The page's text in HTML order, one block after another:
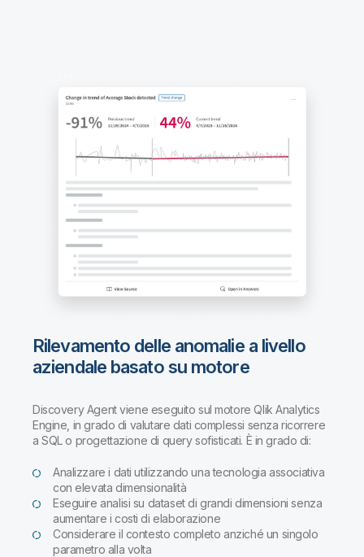
Rilevamento delle anomalie a livello
aziendale basato su motore
Discovery Agent viene eseguito sul motore Qlik Analytics
Engine, in grado di valutare dati complessi senza ricorrere
a SQL o progettazione di query sofisticati. È in grado di:
Analizzare i dati utilizzando una tecnologia associativa
con elevata dimensionalità
Eseguire analisi su dataset di grandi dimensioni senza
aumentare i costi di elaborazione
Considerare il contesto completo anziché un singolo
parametro alla volta